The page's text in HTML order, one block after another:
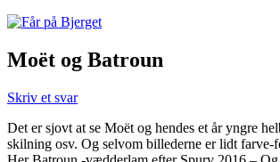
Moët og Batroun
Skriv et svar
Det er sjovt at se Moët og hendes et år yngre
skilning osv. Og selvom billederne er lidt farve-